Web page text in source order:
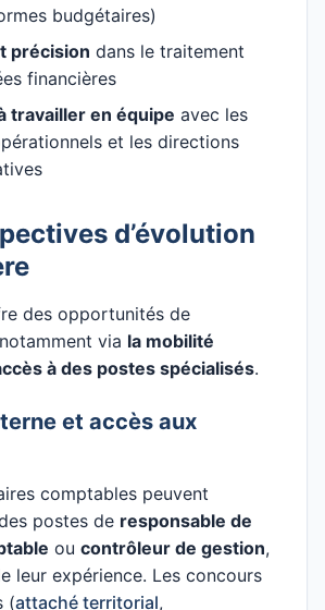
budgétaires)
précision dans le traitement
financières
travailler en équipe avec les
et les directions
d’évolution
des opportunités de
via la mobilité
à des postes spécialisés.
et accès aux
comptables peuvent
postes de responsable de
ou contrôleur de gestion,
leur expérience. Les concours
(attaché territorial,